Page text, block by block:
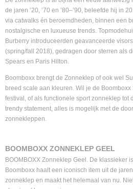
de jaren ’20, ’70 en ’80–’90, beleefde hij in
via catwalks én beroemdheden, binnen een
nostalgische en luxueuse trends.
Burberry introduceerden geavanceerde
(spring/fall 2018), gedragen door sterren als
Spears en Paris Hilton.
Boomboxx brengt de Zonneklep of ook wel
breed scale aan kleuren. Wil je de
festival, of als functionele sport zonneklep tot
trendy statement, alles is mogelijk met de
zonnekleppen.
BOOMBOXX ZONNEKLEP GEEL
BOOMBOXX Zonneklep Geel. De klassieker
Boomboxx haalt een iconisch item uit de
zonneklep en maakt het helemaal van nu.